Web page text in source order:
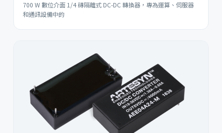
700 W 數位介面 1/4 磚隔離式 DC-DC 轉換器，專為運算、伺服器
和通訊設備中的